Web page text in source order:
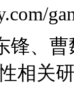
锋、
相关